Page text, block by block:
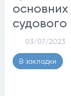
основних
судового
03/07/2023
В закладки